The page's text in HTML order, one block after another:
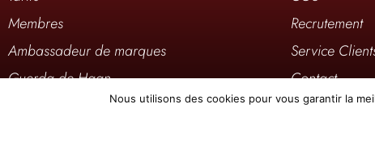
Membres
Ambassadeur de marques
Guerda de Haan
Recrutement
Service
Contact
Où sommes-
Nous utilisons des cookies pour vous garantir la